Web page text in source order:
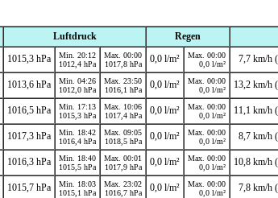
Luftdruck Regen
1015,3 hPa
Min. 20:12
1012,4 hPa
Max. 00:00
1017,8 hPa
0,0 l/m²
Max. 00:00
0,0 l/m²
7,7 km/h
1013,6 hPa
Min. 04:26
1012,0 hPa
Max. 23:50
1016,1 hPa
0,0 l/m²
Max. 00:00
0,0 l/m²
13,2 km/h
1016,5 hPa
Min. 17:13
1015,3 hPa
Max. 10:06
1017,4 hPa
0,0 l/m²
Max. 00:00
0,0 l/m²
11,1 km/h
1017,3 hPa
Min. 18:42
1016,4 hPa
Max. 09:05
1018,5 hPa
0,0 l/m²
Max. 00:00
0,0 l/m²
8,7 km/h
1016,3 hPa
Min. 18:40
1015,5 hPa
Max. 00:01
1017,9 hPa
0,0 l/m²
Max. 00:00
0,0 l/m²
10,8 km/h
1015,7 hPa
Min. 18:03
1015,1 hPa
Max. 23:02
1016,7 hPa
0,0 l/m²
Max. 00:00
0,0 l/m²
7,8 km/h